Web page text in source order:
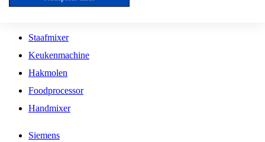
Kookplaat Accessoires
Staafmixer
Keukenmachine
Hakmolen
Foodprocessor
Handmixer
Siemens